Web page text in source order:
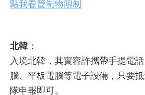
點我看管制物限制
北韓 ：
入境北韓，其實容許攜帶手提電
腦、平板電腦等電子設備，只要
隊申報即可。